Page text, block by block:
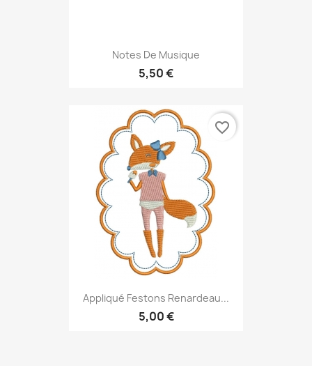
Notes De Musique
5,50 €
Appliqué Festons Renardeau...
5,00 €
favorite_border